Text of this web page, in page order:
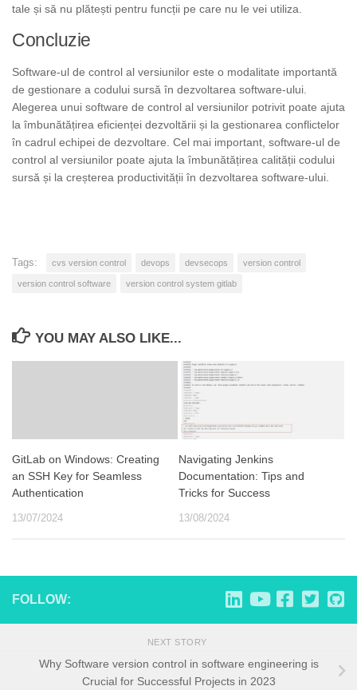
tale și să nu plătești pentru funcții pe care nu le vei utiliza.
Concluzie
Software-ul de control al versiunilor este o modalitate importantă
de gestionare a codului sursă în dezvoltarea software-ului.
Alegerea unui software de control al versiunilor potrivit poate ajuta
la îmbunătățirea eficienței dezvoltării și la gestionarea conflictelor
în cadrul echipei de dezvoltare. Cel mai important, software-ul de
control al versiunilor poate ajuta la îmbunătățirea calității codului
sursă și la creșterea productivității în dezvoltarea software-ului.
Tags: cvs version control devops devsecops version control
version control software version control system gitlab
YOU MAY ALSO LIKE...
GitLab on Windows: Creating
an SSH Key for Seamless
Authentication
13/07/2024
Navigating Jenkins
Documentation: Tips and
Tricks for Success
13/08/2024
FOLLOW:
NEXT STORY
Why Software version control in software engineering is
Crucial for Successful Projects in 2023